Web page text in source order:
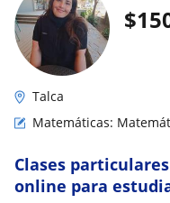
$
Talca
Matemáticas:
Clases
online para